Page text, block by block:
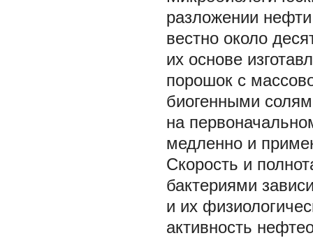
разложении
вестно около
их основе
порошок с
биогенными
на
медленно и
Скорость и
бактериями
и их
активность